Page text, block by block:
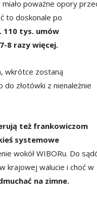
poważne opory
to doskonale po
tys. umów
8 razy więcej.
wkrótce zostaną
do złotówki z nienależnie
też frankowiczom
systemowe
wokół WIBORu. Do
krajowej walucie i choć w
na zimne.